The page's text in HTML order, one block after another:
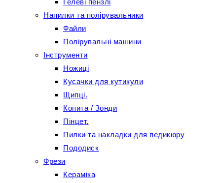
Гелеві пензлі
Напилки та полірувальники
Файли
Полірувальні машини
Інструменти
Ножиці
Кусачки для кутикули
Щипці.
Копита / Зонди
Пінцет.
Пилки та накладки для педикюру
Пододиск
Фрези
Кераміка